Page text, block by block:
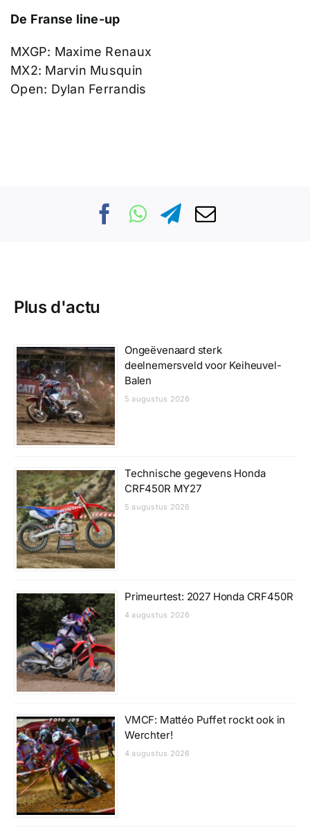
De Franse line-up
MXGP: Maxime Renaux
MX2: Marvin Musquin
Open: Dylan Ferrandis
Plus d'actu
Ongeëvenaard sterk
deelnemersveld voor Keiheuvel-
Balen
5 augustus 2026
Technische gegevens Honda
CRF450R MY27
5 augustus 2026
Primeurtest: 2027 Honda CRF450R
4 augustus 2026
VMCF: Mattéo Puffet rockt ook in
Werchter!
4 augustus 2026